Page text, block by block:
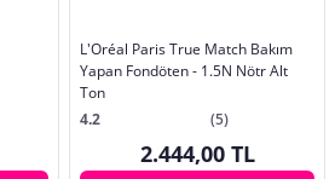
L'Oréal Paris True Match Bakım
Yapan Fondöten - 1.5N Nötr Alt
Ton
4.2
(5)
2.444,00 TL